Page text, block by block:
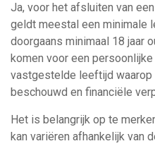
Ja, voor het afsluiten van
geldt meestal een minimale
doorgaans minimaal 18 jaar
komen voor een
vastgestelde leeftijd
beschouwd en financiële
Het is belangrijk op te
kan variëren afhankelijk van